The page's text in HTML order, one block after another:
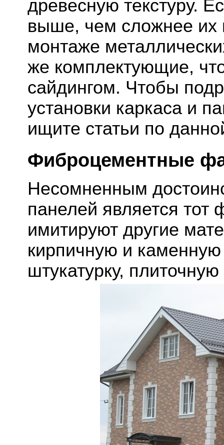
древесную текстуру.
выше, чем сложнее их
монтаже
же комплектующие,
сайдингом. Чтобы
установки каркаса и
ищите статьи по
Фиброцементные
Несомненным
панелей является тот
имитируют другие
кирпичную и каменную
штукатурку,